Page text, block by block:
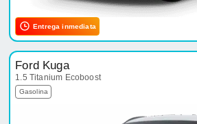
Entrega inmediata
Ford Kuga
1.5 Titanium Ecoboost
Gasolina